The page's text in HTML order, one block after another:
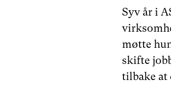
Syv år i
møtte
skifte
tilbake at